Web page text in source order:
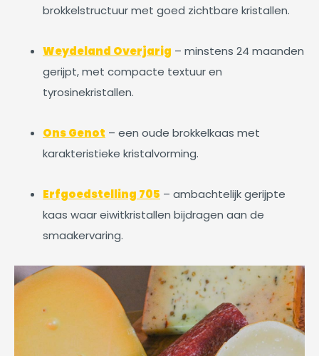
brokkelstructuur met goed zichtbare kristallen.
Weydeland Overjarig – minstens 24 maanden
gerijpt, met compacte textuur en
tyrosinekristallen.
Ons Genot – een oude brokkelkaas met
karakteristieke kristalvorming.
Erfgoedstelling 705 – ambachtelijk gerijpte
kaas waar eiwitkristallen bijdragen aan de
smaakervaring.